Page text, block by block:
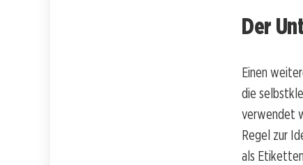
Der
Einen
die
verwendet
Regel zur
als